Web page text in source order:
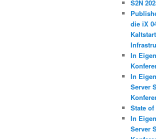
S2N
die iX
In
In
Server
State
In
Server